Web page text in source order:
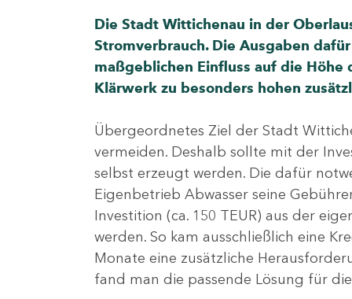
Die Stadt Wittichenau in der
Stromverbrauch. Die Ausgaben
maßgeblichen Einfluss auf die
Klärwerk zu besonders hohen
Übergeordnetes Ziel der Stadt
vermeiden. Deshalb sollte mit der
selbst erzeugt werden. Die dafür
Eigenbetrieb Abwasser seine
Investition (ca. 150 TEUR) aus der
werden. So kam ausschließlich eine
Monate eine zusätzliche
fand man die passende Lösung für